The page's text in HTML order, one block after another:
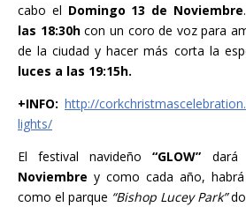
cabo el Domingo 13 de Noviembre
las 18:30hcon un coro de voz para
de la ciudad y hacer más corta la
luces a las 19:15h.
+INFO: http://
lights/
El festival navideño“GLOW” dará
Noviembre y como cada año,
como el parque “Bishop Lucey Park”